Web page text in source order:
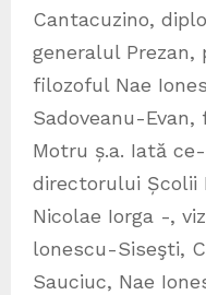
Cantacuzino,
generalul Prezan,
filozoful Nae
Sadoveanu-
Motru ș.a. Iată
directorului Școlii
Nicolae Iorga -,
lonescu-Siseşti,
Sauciuc, Nae